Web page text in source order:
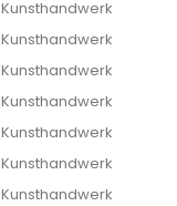
Kunsthandwerk
Kunsthandwerk
Kunsthandwerk
Kunsthandwerk
Kunsthandwerk
Kunsthandwerk
Kunsthandwerk